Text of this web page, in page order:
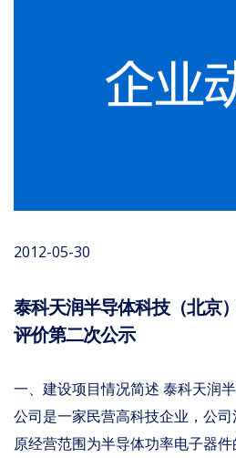
2012-05-30
泰科天润半导体科技（北京
评价第二次公示
一、建设项目情况简述 泰科天润
公司是一家民营高科技企业，公司
原经营范围为半导体功率电子器